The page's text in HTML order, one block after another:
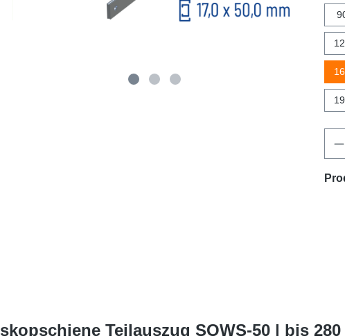
Teilauszug SOWS-50 | bis